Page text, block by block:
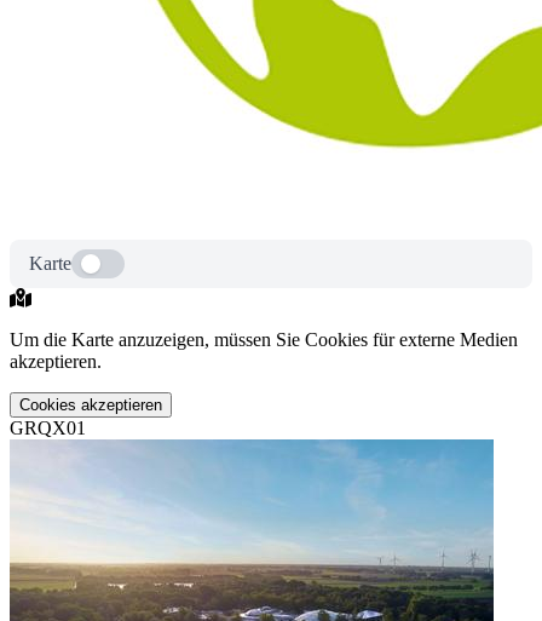
Karte
Um die Karte anzuzeigen, müssen Sie Cookies für externe Medien
akzeptieren.
Cookies akzeptieren
GRQX01